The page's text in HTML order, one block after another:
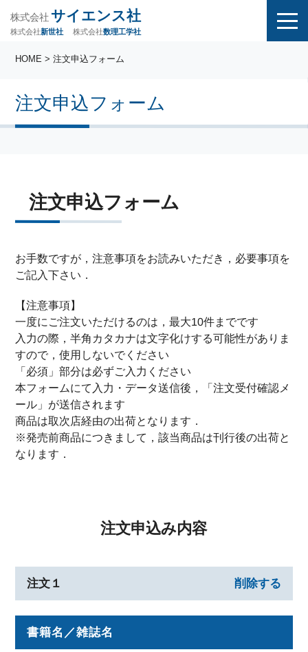
株式会社 サイエンス社
株式会社新世社 株式会社数理工学社
注文申込フォーム
HOME > 注文申込フォーム
注文申込フォーム
お手数ですが，注意事項をお読みいただき，必要事項を
ご記入下さい．
【注意事項】
一度にご注文いただけるのは，最大10件までです
入力の際，半角カタカナは文字化けする可能性がありま
すので，使用しないでください
「必須」部分は必ずご入力ください
本フォームにて入力・データ送信後，「注文受付確認メ
ール」が送信されます
商品は取次店経由の出荷となります．
※発売前商品につきまして，該当商品は刊行後の出荷と
なります．
注文申込み内容
注文１ 削除する
書籍名／雑誌名